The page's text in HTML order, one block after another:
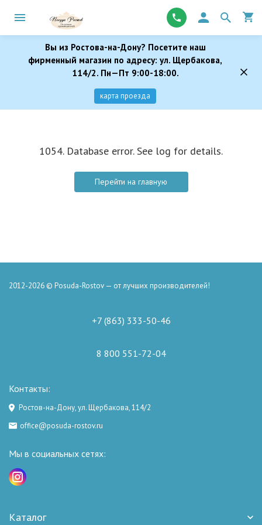
Вы из Ростова-на-Дону? Посетите наш
фирменный магазин по адресу: ул. Щербакова,
114/2. Пн—Пт 9:00-18:00.
карта проезда
1054. Database error. See log for details.
Перейти на главную
2012-2026 © Posuda-Rostov — от лучших производителей!
+7 (863) 333-50-46
8 800 551-72-04
Контакты:
Ростов-на-Дону, ул. Щербакова, 114/2
office@posuda-rostov.ru
Мы в социальных сетях:
Каталог